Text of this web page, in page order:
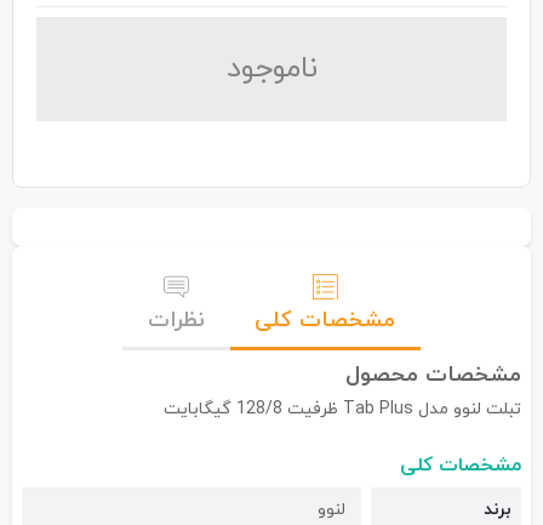
نا‌موجود
مشخصات کلی
نظرات
مشخصات محصول
تبلت لنوو مدل Tab Plus ظرفیت 128/8 گیگابایت
مشخصات کلی
برند لنوو